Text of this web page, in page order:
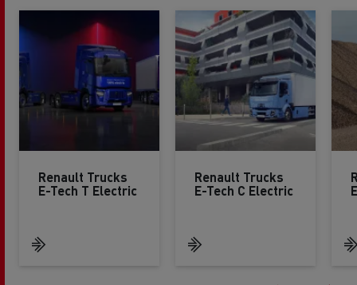
Renault Trucks
E-Tech T Electric
Renault Trucks
E-Tech C Electric